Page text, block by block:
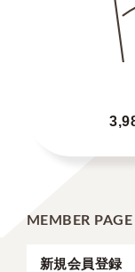
MEMBER PAGE
新規会員登録